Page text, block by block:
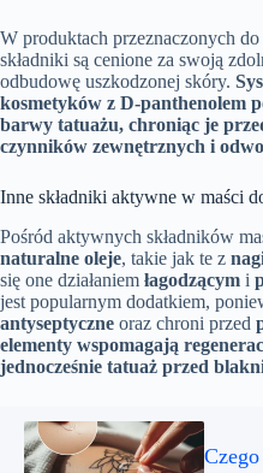
W produktach przeznaczonych
składniki są cenione za swoją
odbudowę uszkodzonej skóry.
kosmetyków z D-panthenolem
barwy tatuażu, chroniąc je
czynników zewnętrznych i
Inne składniki aktywne w maści
Pośród aktywnych składników
naturalne oleje, takie jak te z
się one działaniem łagodzącym i
jest popularnym dodatkiem,
antyseptyczne oraz chroni przed
elementy wspomagają
jednocześnie tatuaż przed